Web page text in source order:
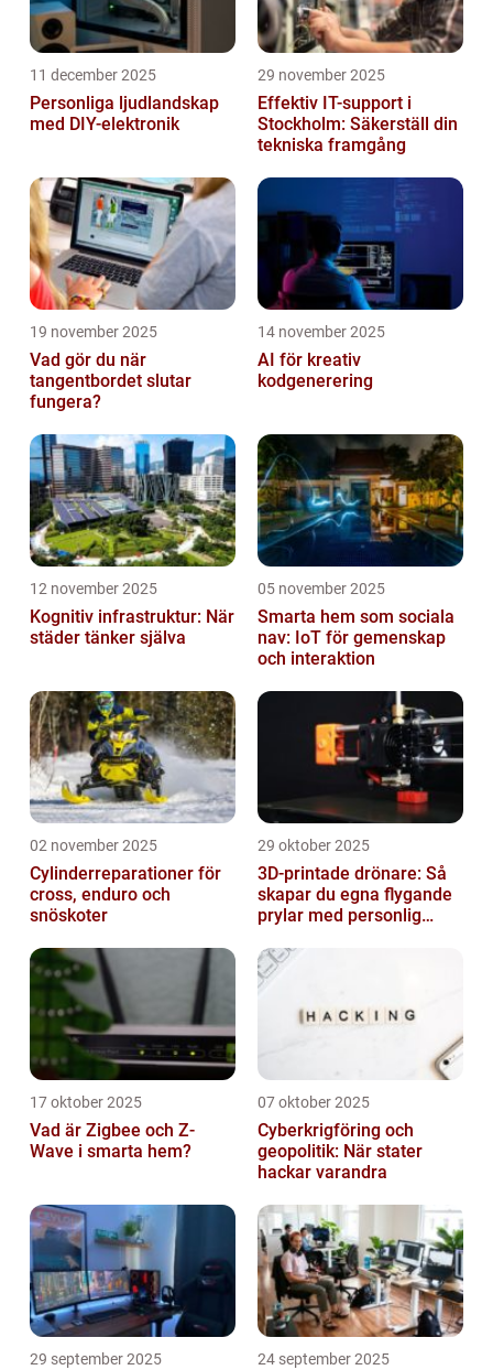
11 december 2025
Personliga ljudlandskap
med DIY-elektronik
29 november 2025
Effektiv IT-support i
Stockholm: Säkerställ din
tekniska framgång
19 november 2025
Vad gör du när
tangentbordet slutar
fungera?
14 november 2025
AI för kreativ
kodgenerering
12 november 2025
Kognitiv infrastruktur: När
städer tänker själva
05 november 2025
Smarta hem som sociala
nav: IoT för gemenskap
och interaktion
02 november 2025
Cylinderreparationer för
cross, enduro och
snöskoter
29 oktober 2025
3D-printade drönare: Så
skapar du egna flygande
prylar med personlig
17 oktober 2025
Vad är Zigbee och Z-
Wave i smarta hem?
07 oktober 2025
Cyberkrigföring och
geopolitik: När stater
hackar varandra
29 september 2025 24 september 2025